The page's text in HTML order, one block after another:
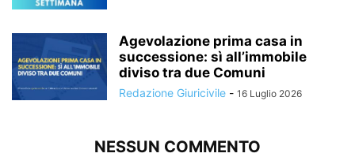
Agevolazione prima casa in
successione: sì all’immobile
diviso tra due Comuni
Redazione Giuricivile - 16 Luglio 2026
NESSUN COMMENTO